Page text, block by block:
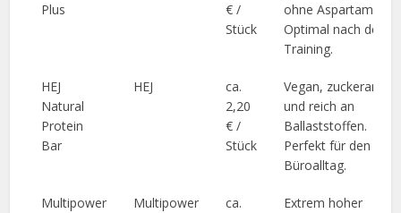
Plus
€ /
Stück
ohne Aspartam.
Optimal nach dem
Training.
HEJ
Natural
Protein
Bar
HEJ
ca.
2,20
€ /
Stück
Vegan, zuckerarm
und reich an
Ballaststoffen.
Perfekt für den
Büroalltag.
Multipower
Multipower
ca.
Extrem hoher